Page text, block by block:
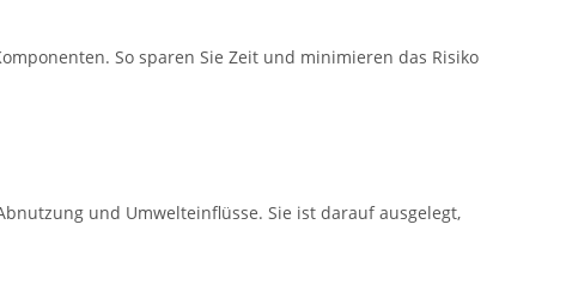
So sparen Sie Zeit und minimieren das Risiko
und Umwelteinflüsse. Sie ist darauf ausgelegt,